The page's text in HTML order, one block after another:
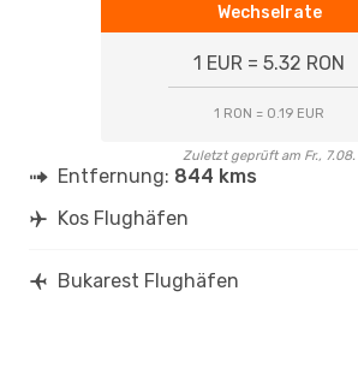
Wechselrate
1 EUR = 5.32 RON
1 RON = 0.19 EUR
Zuletzt geprüft am Fr., 7.08.
Entfernung: 844 kms
Kos Flughäfen
Bukarest Flughäfen